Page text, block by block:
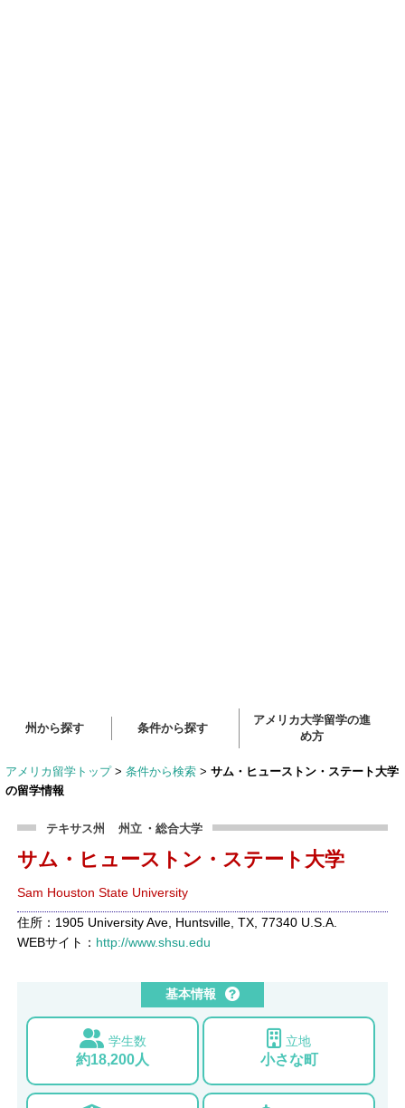
州から探す 条件から探す
アメリカ大学留学の進
め方
アメリカ留学トップ > 条件から検索 > サム・ヒューストン・ステート大学
の留学情報
テキサス州 州立 ・総合大学
サム・ヒューストン・ステート大学
Sam Houston State University
住所：1905 University Ave, Huntsville, TX, 77340 U.S.A.
WEBサイト： http://www.shsu.edu
基本情報
学生数
約18,200人
立地
小さな町